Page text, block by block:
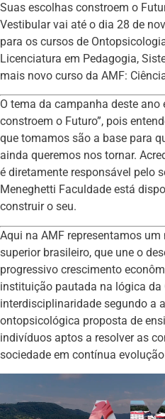
Suas escolhas constroem o
Vestibular vai até o dia 28 de
para os cursos de
Licenciatura em Pedagogia,
mais novo curso da AMF:
O tema da campanha deste ano
constroem o Futuro”, pois
que tomamos são a base para
ainda queremos nos tornar.
é diretamente responsável pelo
Meneghetti Faculdade está
construir o seu.
Aqui na AMF representamos
superior brasileiro, que une o
progressivo crescimento
instituição pautada na lógica da
interdisciplinaridade segundo a
ontopsicológica proposta de
indivíduos aptos a resolver as
sociedade em contínua